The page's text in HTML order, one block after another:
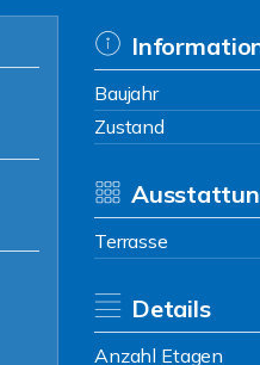
Baujahr
Zustand
Terrasse
Details
Anzahl Etagen